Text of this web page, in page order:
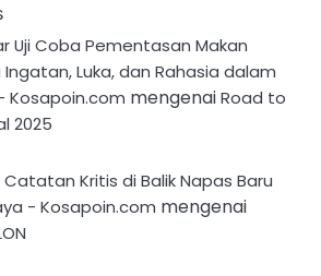
Uji Coba Pementasan Makan
Luka, dan Rahasia dalam
Kosapoin.com mengenaiRoad to
2025
Kritis di Balik Napas Baru
- Kosapoin.com mengenai